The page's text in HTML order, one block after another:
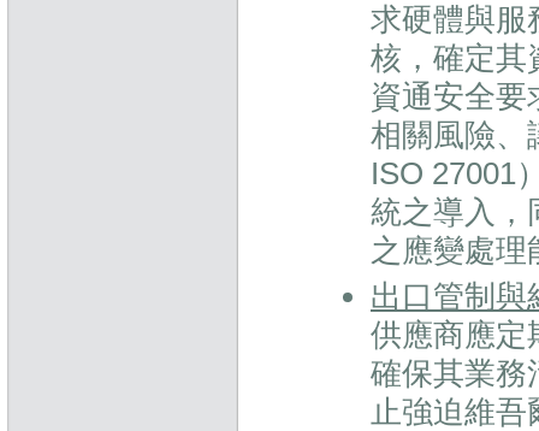
求硬體與服
核，確定其
資通安全要
相關風險、
ISO 27001
統之導入，
之應變處理
出口管制與
供應商應定
確保其業務
止強迫維吾